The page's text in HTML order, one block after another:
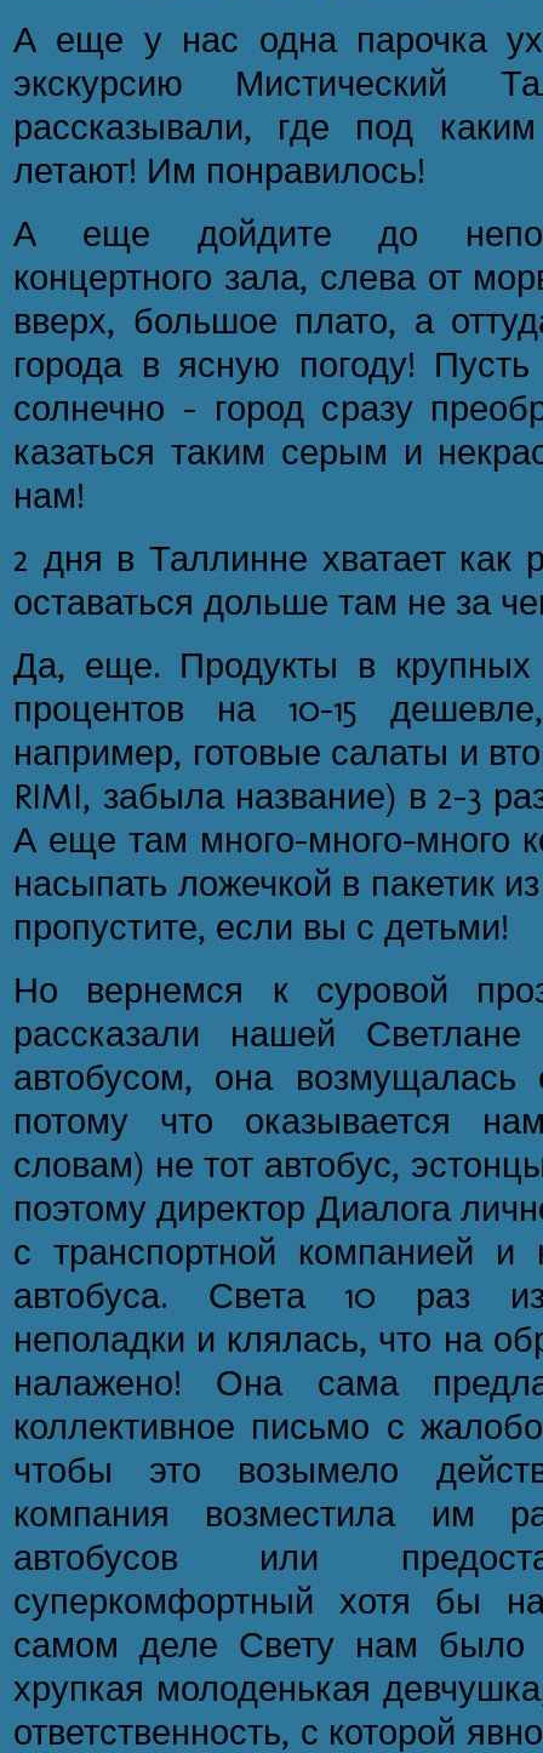
А еще у нас одна парочка
экскурсию
рассказывали, где под
летают! Им понравилось!
А еще дойдите до
концертного зала, слева от
вверх, большое плато, а
города в ясную погоду!
солнечно – город сразу
казаться таким серым и
нам!
2 дня в Таллинне хватает как
оставаться дольше там не за
Да, еще. Продукты в крупных
процентов на 10-15
например, готовые салаты и
RIMI, забыла название) в 2-3
А еще там много-много-много
насыпать ложечкой в пакетик
пропустите, если вы с детьми!
Но вернемся к суровой
рассказали нашей
автобусом, она
потому что оказывается
словам) не тот автобус,
поэтому директор Диалога
с транспортной компанией и
автобуса. Света 10 раз
неполадки и клялась, что на
налажено! Она сама
коллективное письмо с
чтобы это возымело
компания возместила им
автобусов или
суперкомфортный хотя бы
самом деле Свету нам было
хрупкая молоденькая
ответственность, с которой